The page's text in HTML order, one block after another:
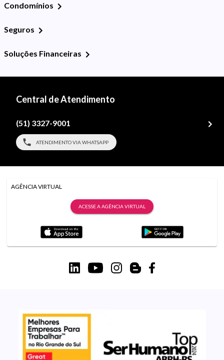
Condomínios
Seguros
Soluções Financeiras
Central de Atendimento
(51) 3327-9001
ATENDIMENTO VIA WHATSAPP
AGÊNCIA VIRTUAL
ACESSE A AGÊNCIA VIRTUAL